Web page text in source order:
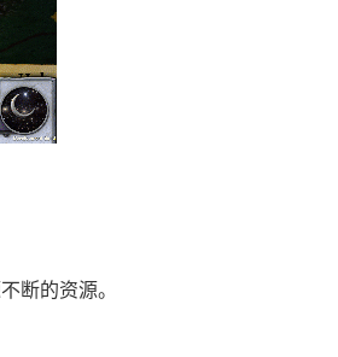
断的资源。